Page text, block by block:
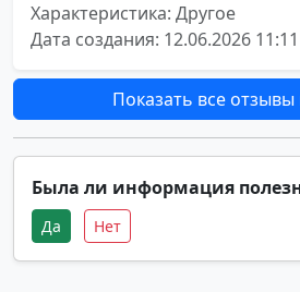
Характеристика: Другое
Дата создания: 12.06.2026 11:11
Показать все
Была ли информация
Да Нет